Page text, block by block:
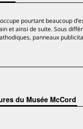
pourtant beaucoup
et ainsi de suite. Sous
panneaux
du Musée McCord